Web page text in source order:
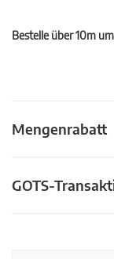
Bestelle über 10m
Mengenrabatt
GOTS-